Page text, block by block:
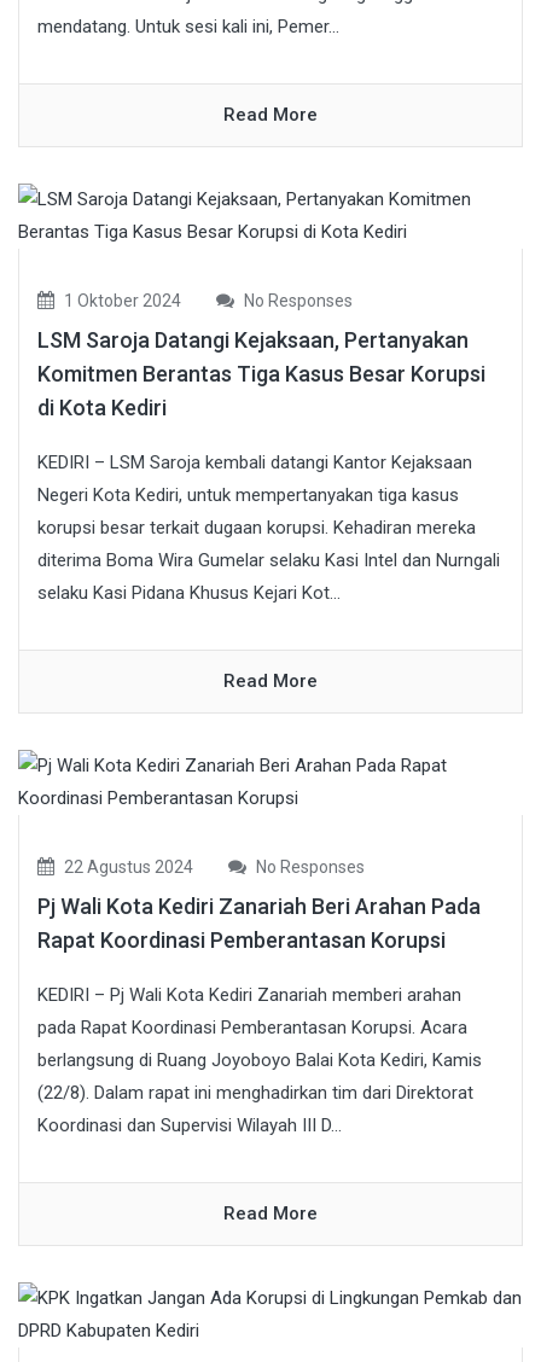
mendatang. Untuk sesi kali ini, Pemer...
Read More
1 Oktober 2024 No Responses
LSM Saroja Datangi Kejaksaan, Pertanyakan
Komitmen Berantas Tiga Kasus Besar Korupsi
di Kota Kediri
KEDIRI – LSM Saroja kembali datangi Kantor Kejaksaan
Negeri Kota Kediri, untuk mempertanyakan tiga kasus
korupsi besar terkait dugaan korupsi. Kehadiran mereka
diterima Boma Wira Gumelar selaku Kasi Intel dan Nurngali
selaku Kasi Pidana Khusus Kejari Kot...
Read More
22 Agustus 2024 No Responses
Pj Wali Kota Kediri Zanariah Beri Arahan Pada
Rapat Koordinasi Pemberantasan Korupsi
KEDIRI – Pj Wali Kota Kediri Zanariah memberi arahan
pada Rapat Koordinasi Pemberantasan Korupsi. Acara
berlangsung di Ruang Joyoboyo Balai Kota Kediri, Kamis
(22/8). Dalam rapat ini menghadirkan tim dari Direktorat
Koordinasi dan Supervisi Wilayah III D...
Read More